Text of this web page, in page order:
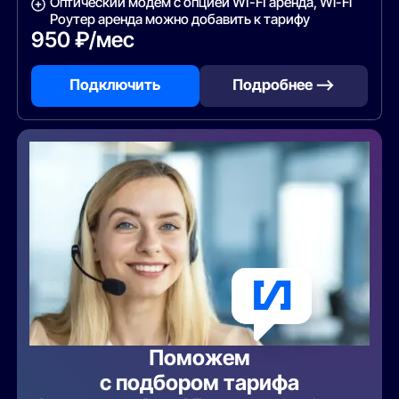
Роутер аренда можно добавить к тарифу
950 ₽/мес
Подключить Подробнее —>
Поможем
с подбором тарифа